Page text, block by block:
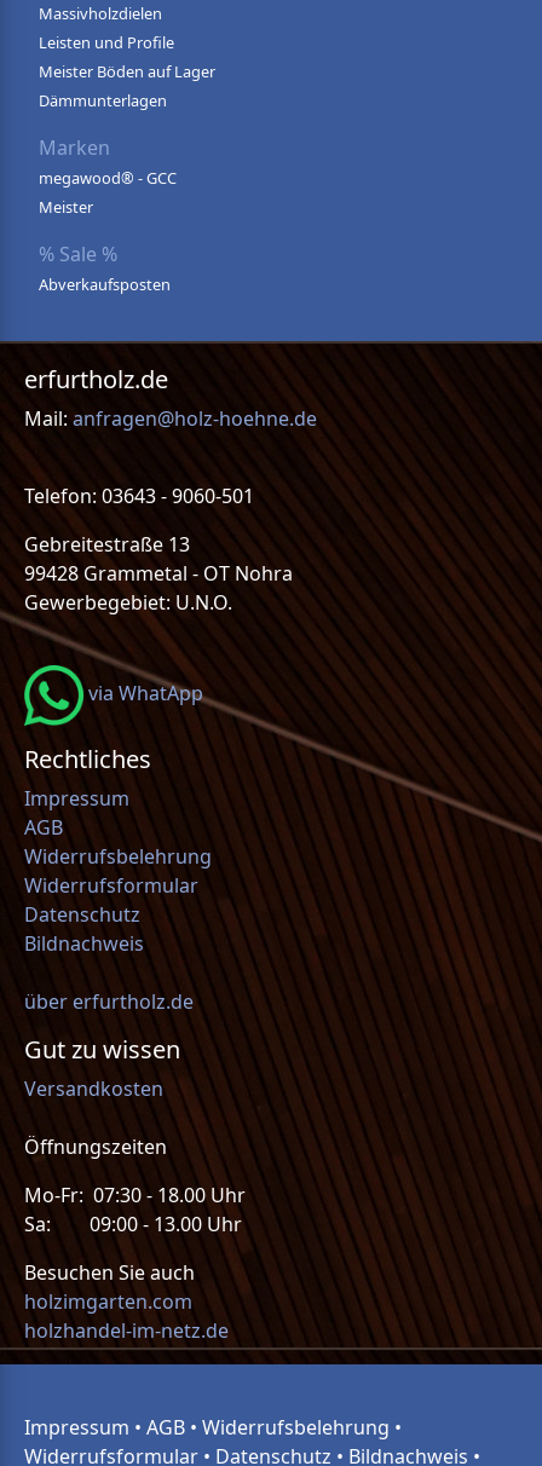
Massivholzdielen
Leisten und Profile
Meister Böden auf Lager
Dämmunterlagen
Marken
megawood® - GCC
Meister
% Sale %
Abverkaufsposten
erfurtholz.de
Mail: anfragen@holz-hoehne.de
Telefon: 03643 - 9060-501
Gebreitestraße 13
99428 Grammetal - OT Nohra
Gewerbegebiet: U.N.O.
via WhatApp
Rechtliches
Impressum
AGB
Widerrufsbelehrung
Widerrufsformular
Datenschutz
Bildnachweis
über erfurtholz.de
Gut zu wissen
Versandkosten
Öffnungszeiten
Mo-Fr: 07:30 - 18.00 Uhr
Sa: 09:00 - 13.00 Uhr
Besuchen Sie auch
holzimgarten.com
holzhandel-im-netz.de
Impressum • AGB • Widerrufsbelehrung •
Widerrufsformular • Datenschutz • Bildnachweis •